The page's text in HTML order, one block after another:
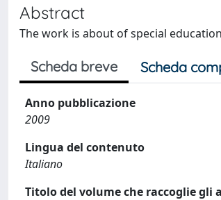
Abstract
The work is about of special
Scheda breve Scheda
Anno pubblicazione
2009
Lingua del contenuto
Italiano
Titolo del volume che raccoglie gli